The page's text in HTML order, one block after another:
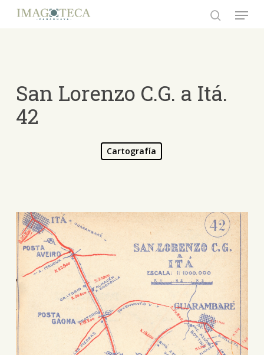
Menu
San Lorenzo C.G. a Itá.
42
Cartografía